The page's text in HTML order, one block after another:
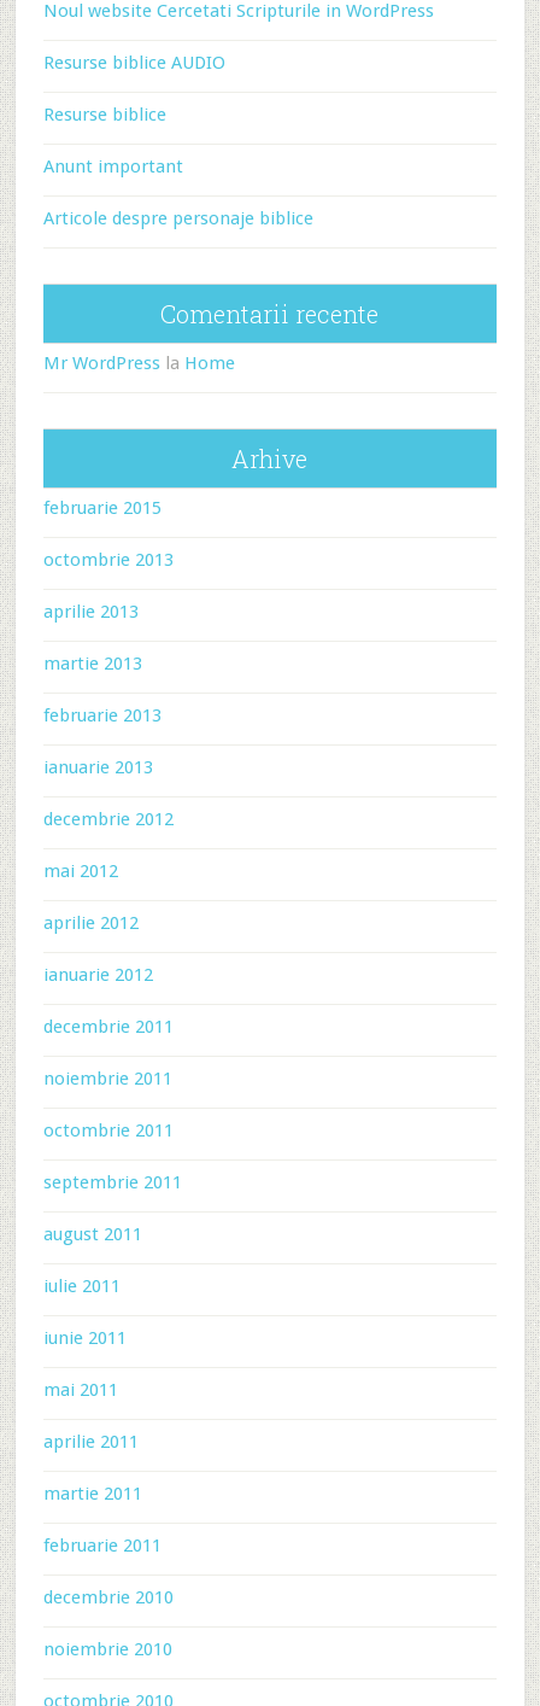
Noul website Cercetati Scripturile in WordPress
Resurse biblice AUDIO
Resurse biblice
Anunt important
Articole despre personaje biblice
Comentarii recente
Mr WordPressla Home
Arhive
februarie 2015
octombrie 2013
aprilie 2013
martie 2013
februarie 2013
ianuarie 2013
decembrie 2012
mai 2012
aprilie 2012
ianuarie 2012
decembrie 2011
noiembrie 2011
octombrie 2011
septembrie 2011
august 2011
iulie 2011
iunie 2011
mai 2011
aprilie 2011
martie 2011
februarie 2011
decembrie 2010
noiembrie 2010
octombrie 2010